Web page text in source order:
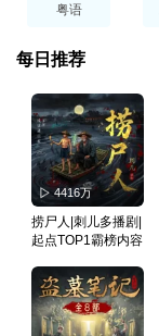
粤语
每日推荐
4416万
捞尸人|刺儿多播剧|
起点TOP1霸榜内容